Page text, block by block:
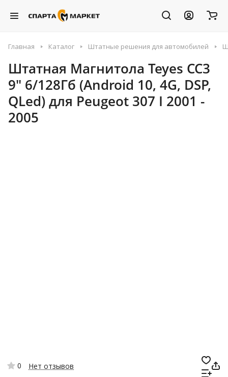
Главная Каталог Штатные решения для автомобилей
Штатная Магнитола Teyes CC3
9" 6/128Гб (Android 10, 4G, DSP,
QLed) для Peugeot 307 I 2001 -
2005
0 Нет отзывов